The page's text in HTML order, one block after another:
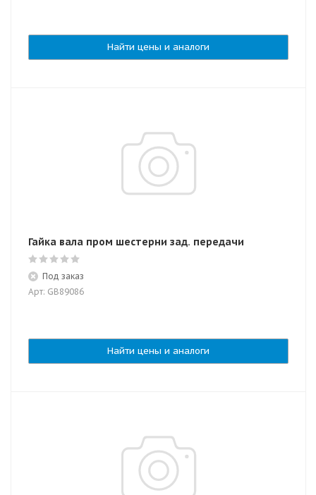
Найти цены и аналоги
Гайка вала пром шестерни зад. передачи
Под заказ
Арт: GB89086
Найти цены и аналоги